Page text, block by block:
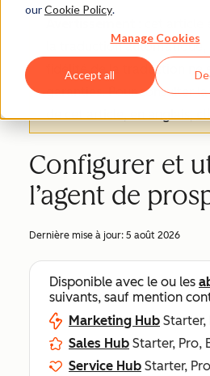
ourCookie Policy.
Manage Cookies
Accept all
la traduction automatique,
fidélité de la traduction ne
garanties.Pour consulter la
de cet article, en anglais,
Configurer et
l’agent de
Dernière mise à jour: 5 août 2026
Disponible avec le ou les
suivants, sauf mention
Marketing Hub Starter,
Sales Hub Starter, Pro,
Service Hub Starter,